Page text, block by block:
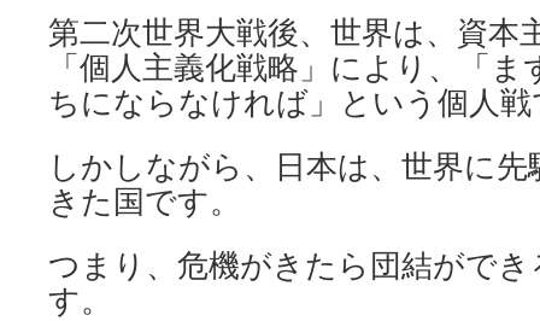
第二次世界大戦後、世界は、資本
「個人主義化戦略」により、「
ちにならなければ」という個人
しかしながら、日本は、世界に
きた国です。
つまり、危機がきたら団結がで
す。